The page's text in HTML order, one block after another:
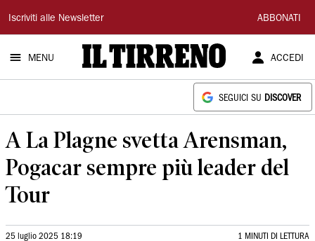
Il
Tirreno
Iscriviti alle Newsletter ABBONATI
MENU ACCEDI
SEGUICI SU DISCOVER
A La Plagne svetta Arensman,
Pogacar sempre più leader del
Tour
25 luglio 2025 18:19 1 MINUTI DI LETTURA